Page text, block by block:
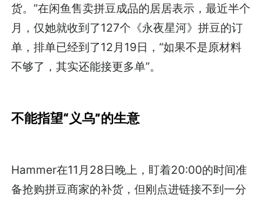
货。”在闲鱼售卖拼豆成品的居居表示，最近半个
月，仅她就收到了127个《永夜星河》拼豆的订
单，排单已经到了12月19日，“如果不是原材料
不够了，其实还能接更多单”。
不能指望“义乌”的生意
Hammer在11月28日晚上，盯着20:00的时间准
备抢购拼豆商家的补货，但刚点进链接不到一分